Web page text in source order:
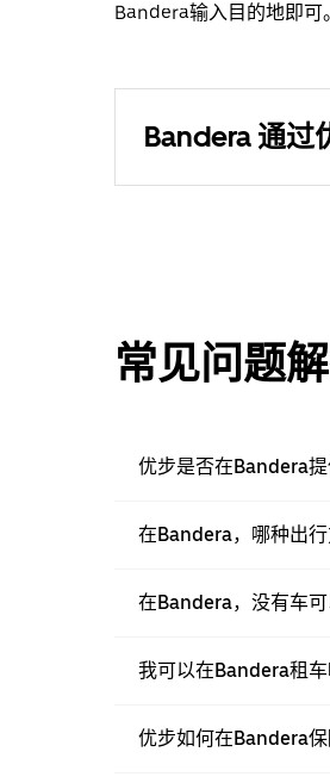
Bandera输入目的地即可。
Bandera 通过
常见问题
优步是否在Bandera提
在Bandera，哪种出行
在Bandera，没有车可
我可以在Bandera租
优步如何在Bandera保